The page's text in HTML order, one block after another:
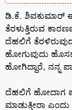
ಡಿ.ಕೆ. ಶಿವಕುಮಾರ್
ತೆರಳುತ್ತಿರುವ
ದೆಹಲಿಗೆ
ಹೋಗುವುದು
ಹೋಗಿದ್ದಾರೆ, ನನ್ನ
ದೆಹಲಿಗೆ ಹೋದಾಗ
ಮಾಡುತ್ತೀರಾ